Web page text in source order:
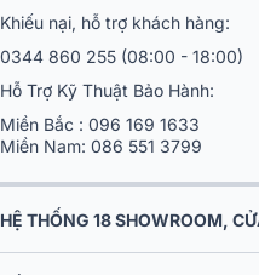
1900 0255
(08:00 - 21:00)
Khiếu nại, hỗ trợ khách hàng:
0344 860 255(08:00 - 18:00)
Hỗ Trợ Kỹ Thuật Bảo Hành:
Miền Bắc : 096 169 1633
HỆ THỐNG 18 SHOWROOM,